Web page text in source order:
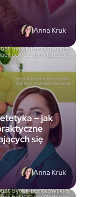
Anna Kruk
– jak
się
Anna Kruk